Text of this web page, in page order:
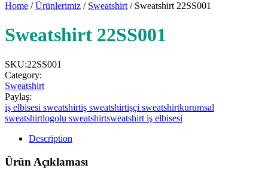
Home /Ürünlerimiz / Sweatshirt / Sweatshirt 22SS001
Sweatshirt 22SS001
SKU:22SS001
Category:
Sweatshirt
Paylaş:
iş elbisesi sweatshirtiş sweatshirtişçi sweatshirtkurumsal
sweatshirtlogolu sweatshirtsweatshirt iş elbisesi
Description
Ürün Açıklaması